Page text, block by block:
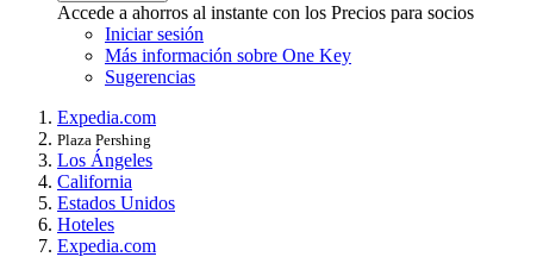
Accede a ahorros al instante con los Precios para socios
Iniciar sesión
Más información sobre One Key
Sugerencias
Expedia.com
Plaza Pershing
Los Ángeles
California
Estados Unidos
Hoteles
Expedia.com